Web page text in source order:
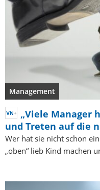
Management
„Viele Manager
und Treten auf die
Wer hat sie nicht schon
„oben“ lieb Kind machen